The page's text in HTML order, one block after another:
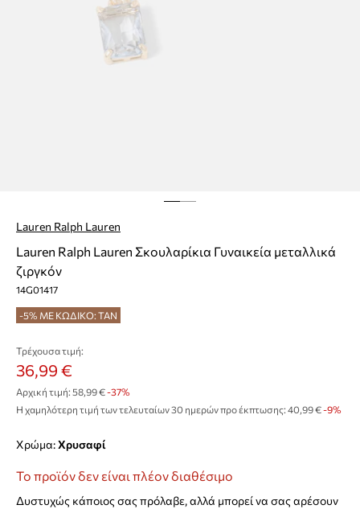
Lauren Ralph Lauren
Lauren Ralph Lauren Σκουλαρίκια Γυναικεία μεταλλικά
ζιργκόν
14G01417
-5% ΜΕ ΚΩΔΙΚΟ: TAN
Τρέχουσα τιμή:
36,99 €
Αρχική τιμή: 58,99 €-37%
Η χαμηλότερη τιμή των τελευταίων 30 ημερών προ έκπτωσης: 40,99 € -9%
Χρώμα: χρυσαφί
Το προϊόν δεν είναι πλέον διαθέσιμο
Δυστυχώς κάποιος σας πρόλαβε, αλλά μπορεί να σας αρέσουν